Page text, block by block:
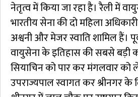
नेतृत्व में किया जा रहा है। रैली में
भारतीय सेना की दो महिला
अश्वनी और मेजर स्वाति शामिल हैं।
वायुसेना के इतिहास की सबसे बड़ी
सियाचिन को पार कर मंगलवार को
उपराज्यपाल स्वागत कर श्रीनगर के